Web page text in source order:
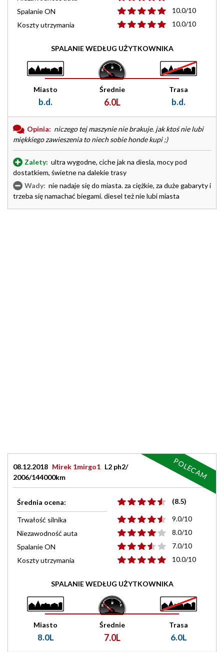
Spalanie ON
10.0/10
Koszty utrzymania
10.0/10
SPALANIE WEDŁUG UŻYTKOWNIKA
Miasto
b.d.
Średnie
6.0L
Trasa
b.d.
Opinia: niczego tej maszynie nie brakuje. jak ktoś nie lubi
miękkiego zawieszenia to niech sobie honde kupi ;)
Zalety: ultra wygodne, ciche jak na diesla, mocy pod
dostatkiem, świetne na dalekie trasy
Wady: nie nadaje się do miasta. za ciężkie, za duże gabaryty i
trzeba się namachać biegami. diesel też nie lubi miasta
08.12.2018 Mirek 1mirgo1 L2 ph2/
2006/144000km
Średnia ocena: (8.5)
Trwałość silnika
9.0/10
Niezawodność auta
8.0/10
Spalanie ON
7.0/10
Koszty utrzymania
10.0/10
SPALANIE WEDŁUG UŻYTKOWNIKA
Miasto
8.0L
Średnie
7.0L
Trasa
6.0L
POLECAM